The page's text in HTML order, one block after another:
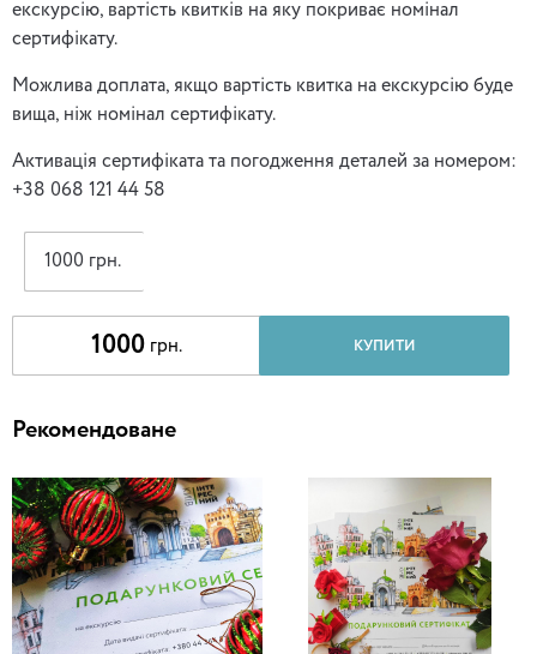
екскурсію, вартість квитків на яку покриває номінал
сертифікату.
Можлива доплата, якщо вартість квитка на екскурсію буде
вища, ніж номінал сертифікату.
Активація сертифіката та погодження деталей за номером:
+38 068 121 44 58
1000 грн.
1000грн. КУПИТИ
Рекомендоване